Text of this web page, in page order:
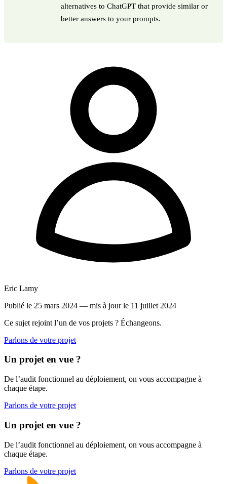
alternatives to ChatGPT that provide similar or
better answers to your prompts.
Eric Lamy
Publié le 25 mars 2024 — mis à jour le 11 juillet 2024
Ce sujet rejoint l’un de vos projets ? Échangeons.
Parlons de votre projet
Un projet en vue ?
De l’audit fonctionnel au déploiement, on vous accompagne à
chaque étape.
Parlons de votre projet
Un projet en vue ?
De l’audit fonctionnel au déploiement, on vous accompagne à
chaque étape.
Parlons de votre projet